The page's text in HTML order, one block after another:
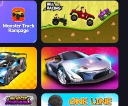
Rampage Hill Racing
Ramps Grand Cyber City